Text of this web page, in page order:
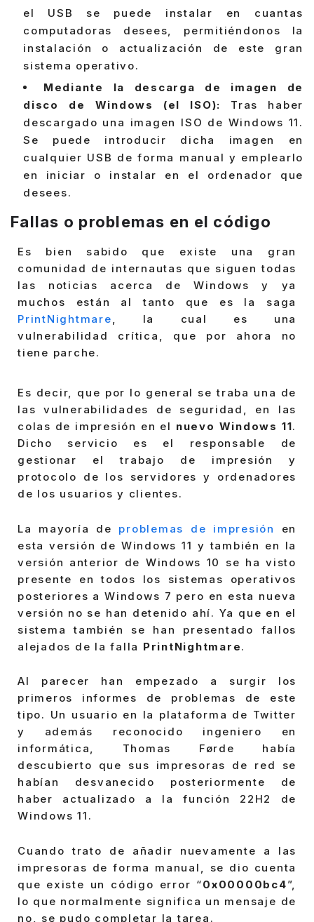
el USB se puede instalar en cuantas
computadoras desees, permitiéndonos la
instalación o actualización de este gran
sistema operativo.
Mediante la descarga de imagen de
disco de Windows (el ISO): Tras haber
descargado una imagen ISO de Windows 11.
Se puede introducir dicha imagen en
cualquier USB de forma manual y emplearlo
en iniciar o instalar en el ordenador que
desees.
Fallas o problemas en el código
Es bien sabido que existe una gran
comunidad de internautas que siguen todas
las noticias acerca de Windows y ya
muchos están al tanto que es la saga
PrintNightmare , la cual es una
vulnerabilidad crítica, que por ahora no
tiene parche.
Es decir, que por lo general se traba una de
las vulnerabilidades de seguridad, en las
colas de impresión en el nuevo Windows 11.
Dicho servicio es el responsable de
gestionar el trabajo de impresión y
protocolo de los servidores y ordenadores
de los usuarios y clientes.
La mayoría de problemas de impresión
en
esta versión de Windows 11 y también en la
versión anterior de Windows 10 se ha visto
presente en todos los sistemas operativos
posteriores a Windows 7 pero en esta nueva
versión no se han detenido ahí. Ya que en el
sistema también se han presentado fallos
alejados de la falla PrintNightmare.
Al parecer han empezado a surgir los
primeros informes de problemas de este
tipo. Un usuario en la plataforma de Twitter
y además reconocido ingeniero en
informática, Thomas Førde había
descubierto que sus impresoras de red se
habían desvanecido posteriormente de
haber actualizado a la función 22H2 de
Windows 11.
Cuando trato de añadir nuevamente a las
impresoras de forma manual, se dio cuenta
que existe un código error “0x00000bc4”,
lo que normalmente significa un mensaje de
no, se pudo completar la tarea.